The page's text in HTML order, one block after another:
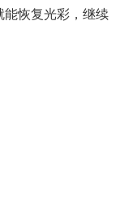
恢复光彩，继续